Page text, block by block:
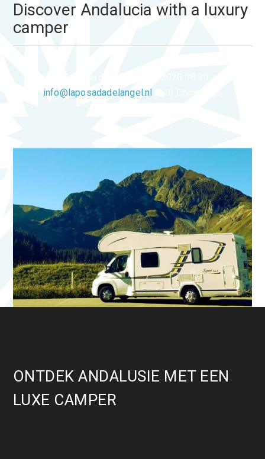
Discover Andalucia with a luxury
camper
info@laposadadelangel.nl
ONTDEK ANDALUSIE MET EEN
LUXE CAMPER